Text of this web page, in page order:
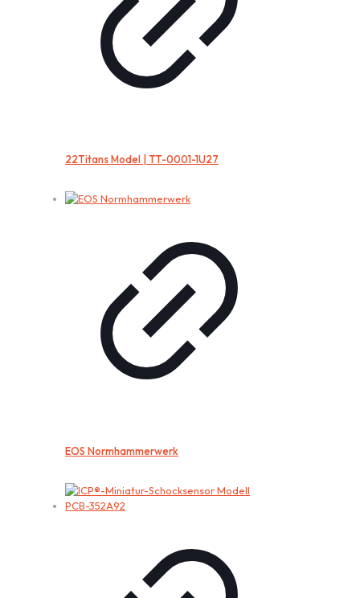
22Titans Model | TT-0001-1U27
EOS Normhammerwerk